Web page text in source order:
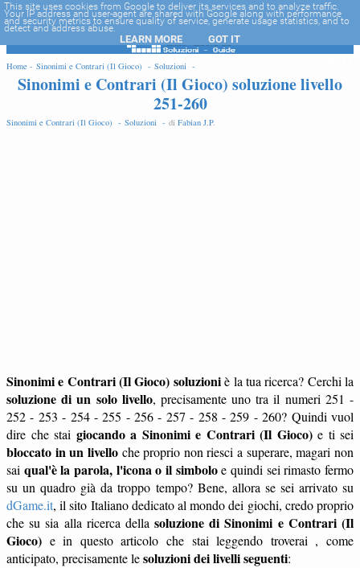
-->
Home - Sinonimi e Contrari (Il Gioco) - Soluzioni -
Sinonimi e Contrari (Il Gioco) soluzione livello
251-260
Sinonimi e Contrari (Il Gioco) - Soluzioni - di Fabian J.P.
Sinonimi e Contrari (Il Gioco) soluzioniè la tua ricerca? Cerchi la
soluzione di un solo livello, precisamente uno tra il numeri 251 -
252 - 253 - 254 - 255 - 256 - 257 - 258 - 259 - 260? Quindi vuol
dire che stai giocando a Sinonimi e Contrari (Il Gioco)e ti sei
bloccato in un livelloche proprio non riesci a superare, magari non
sai qual'è la parola, l'icona o il simboloe quindi sei rimasto fermo
su un quadro già da troppo tempo? Bene, allora se sei arrivato su
dGame.it, il sito Italiano dedicato al mondo dei giochi, credo proprio
che su sia alla ricerca dellasoluzione di Sinonimi e Contrari (Il
Gioco) e in questo articolo che stai leggendo troverai , come
anticipato, precisamente lesoluzioni dei livelli seguenti:
EDIT
This site uses cookies from Google to deliver its services and to analyze traffic.
Your IP address and user-agent are shared with Google along with performance
and security metrics to ensure quality of service, generate usage statistics, and to
detect and address abuse.
LEARN MORE GOT IT